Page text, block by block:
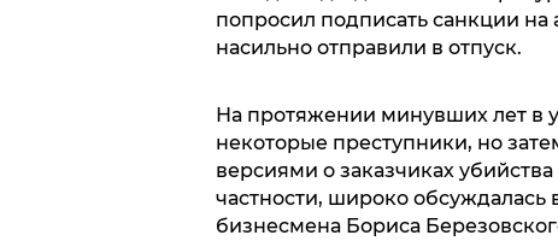
попросил подписать санкции на
насильно отправили в отпуск.
На протяжении минувших лет в
некоторые преступники, но
версиями о заказчиках
частности, широко обсуждалась
бизнесмена Бориса